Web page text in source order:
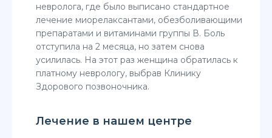
невролога, где было выписано стандартное
лечение миорелаксантами, обезболивающими
препаратами и витаминами группы В. Боль
отступила на 2 месяца, но затем снова
усилилась. На этот раз женщина обратилась к
платному неврологу, выбрав Клинику
Здорового позвоночника.
Лечение в нашем центре